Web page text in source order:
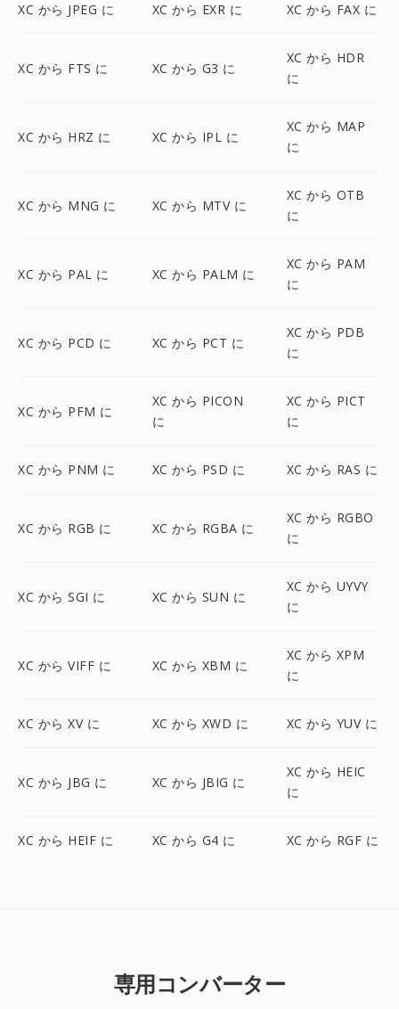
XC から JPEG に XC から EXR に XC から FAX に
XC から FTS に XC から G3 に
XC から HDR
に
XC から HRZ に XC から IPL に
XC から MAP
に
XC から MNG に XC から MTV に
XC から OTB
に
XC から PAL に XC から PALM に
XC から PAM
に
XC から PCD に XC から PCT に
XC から PDB
に
XC から PFM に
XC から PICON
に
XC から PICT
に
XC から PNM に XC から PSD に XC から RAS に
XC から RGB に XC から RGBA に
XC から RGBO
に
XC から SGI に XC から SUN に
XC から UYVY
に
XC から VIFF に XC から XBM に
XC から XPM
に
XC から XV に XC から XWD に XC から YUV に
XC から JBG に XC から JBIG に
XC から HEIC
に
XC から HEIF に XC から G4 に XC から RGF に
専用コンバーター